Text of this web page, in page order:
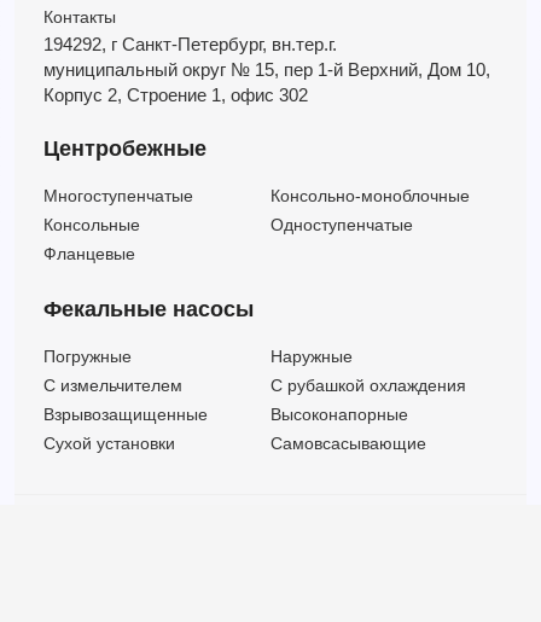
Контакты
194292, г Санкт-Петербург, вн.тер.г.
муниципальный округ № 15, пер 1-й Верхний, Дом 10,
Корпус 2, Строение 1, офис 302
Центробежные
Многоступенчатые
Консольно-моноблочные
Консольные
Одноступенчатые
Фланцевые
Фекальные насосы
Погружные
Наружные
C измельчителем
С рубашкой охлаждения
Взрывозащищенные
Высоконапорные
Сухой установки
Самовсасывающие